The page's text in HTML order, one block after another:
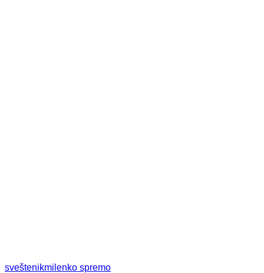
sveštenikmilenko spremo